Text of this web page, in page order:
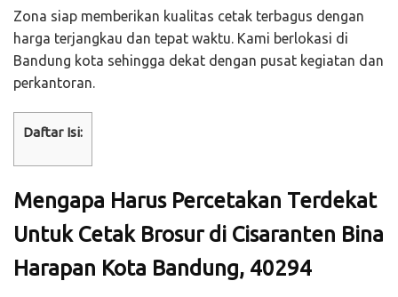
Zona siap memberikan kualitas cetak terbagus dengan
harga terjangkau dan tepat waktu. Kami berlokasi di
Bandung kota sehingga dekat dengan pusat kegiatan dan
perkantoran.
Daftar Isi:
Mengapa Harus Percetakan Terdekat
Untuk Cetak Brosur di Cisaranten Bina
Harapan Kota Bandung, 40294